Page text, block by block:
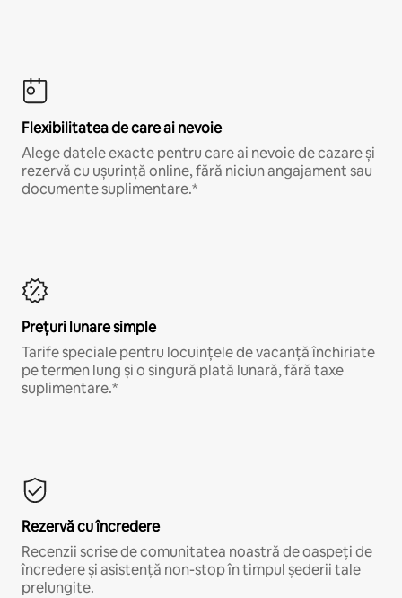
Flexibilitatea de care ai nevoie
Alege datele exacte pentru care ai nevoie de cazare și
rezervă cu ușurință online, fără niciun angajament sau
documente suplimentare.*
Prețuri lunare simple
Tarife speciale pentru locuințele de vacanță închiriate
pe termen lung și o singură plată lunară, fără taxe
suplimentare.*
Rezervă cu încredere
Recenzii scrise de comunitatea noastră de oaspeți de
încredere și asistență non-stop în timpul șederii tale
prelungite.